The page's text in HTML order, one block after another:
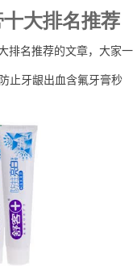
大排名推荐
排名推荐的文章，大家一
止牙龈出血含氟牙膏秒